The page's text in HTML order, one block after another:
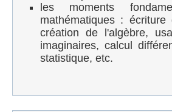
les moments
mathématiques :
création de l'algèbre,
imaginaires, calcul
statistique, etc.